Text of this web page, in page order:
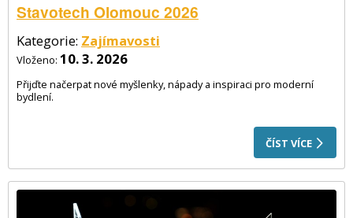
Stavotech Olomouc 2026
Kategorie: Zajímavosti
Vloženo: 10. 3. 2026
Přijďte načerpat nové myšlenky, nápady a inspiraci pro moderní
bydlení.
ČÍST VÍCE